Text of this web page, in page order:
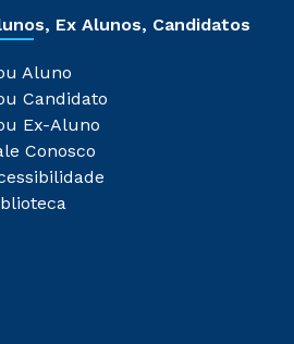
Ex Alunos, Candidatos
Aluno
Candidato
Ex-Aluno
Conosco